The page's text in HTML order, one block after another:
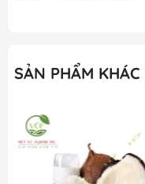
SẢN PHẨM KHÁC